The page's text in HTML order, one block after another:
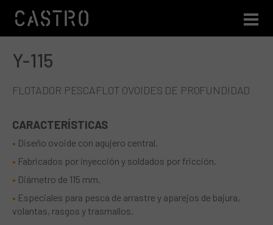
Pasar al contenido principal
Y-115
FLOTADOR PESCAFLOT OVOIDES DE PROFUNDIDAD
CARACTERÍSTICAS
Diseño ovoide con agujero central.
Fabricados por inyección y soldados por fricción.
Diámetro de 115 mm.
Especiales para pesca de arrastre y aparejos de bajura,
volantas, rasgos y trasmallos.